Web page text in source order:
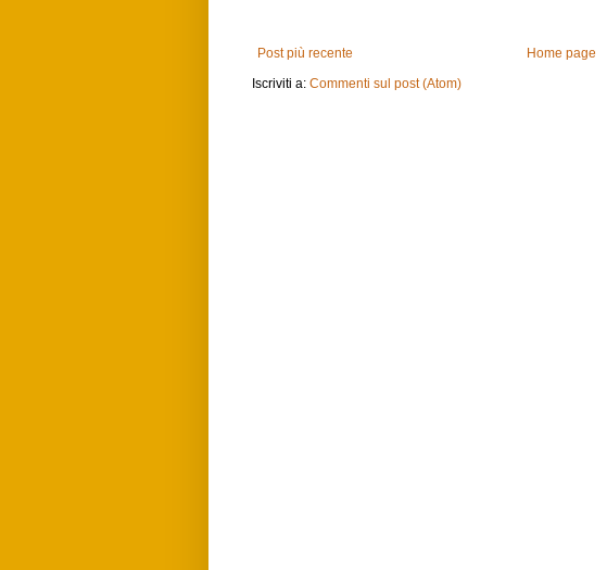
Post più recente
Home page
Iscriviti a: Commenti sul post (Atom)